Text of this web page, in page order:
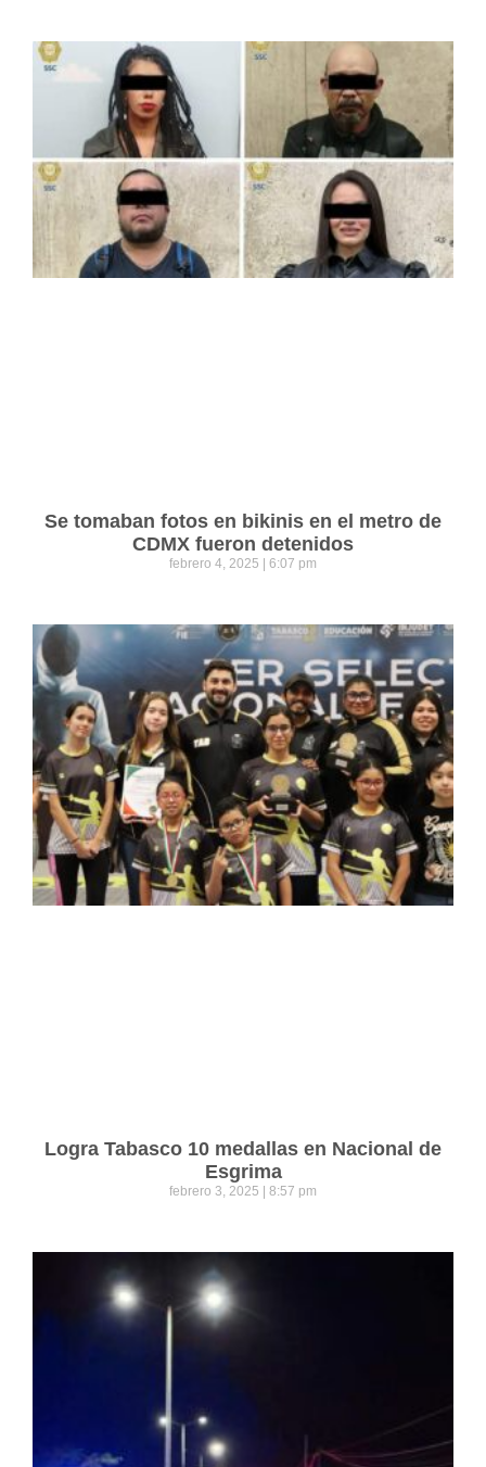
Se tomaban fotos en bikinis en el metro de
CDMX fueron detenidos
febrero 4, 2025 6:07 pm
Logra Tabasco 10 medallas en Nacional de
Esgrima
febrero 3, 2025 8:57 pm